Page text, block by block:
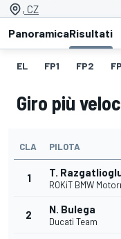
, CZ
PanoramicaRisultati
EL FP1 FP2
Giro più
CLA PILOTA
1 T.
ROKiT BMW
2 N. Bulega
Ducati Team